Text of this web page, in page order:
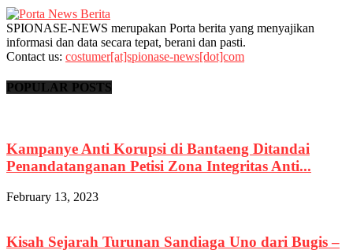
SPIONASE-NEWS merupakan Porta berita yang menyajikan
informasi dan data secara tepat, berani dan pasti.
Contact us: costumer[at]spionase-news[dot]com
POPULAR POSTS
Kampanye Anti Korupsi di Bantaeng Ditandai
Penandatanganan Petisi Zona Integritas Anti...
February 13, 2023
Kisah Sejarah Turunan Sandiaga Uno dari Bugis –